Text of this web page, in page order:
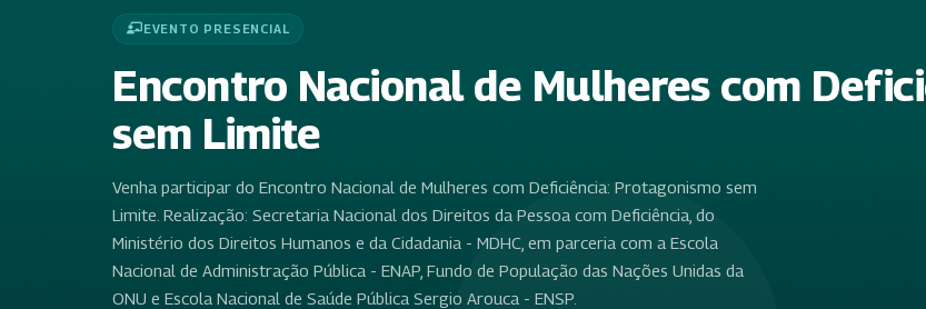
EVENTO PRESENCIAL
Encontro Nacional de Mulheres com
sem Limite
Venha participar do Encontro Nacional de Mulheres com Deficiência: Protagonismo sem
Limite. Realização: Secretaria Nacional dos Direitos da Pessoa com Deficiência, do
Ministério dos Direitos Humanos e da Cidadania - MDHC, em parceria com a Escola
Nacional de Administração Pública - ENAP, Fundo de População das Nações Unidas da
ONU e Escola Nacional de Saúde Pública Sergio Arouca - ENSP.